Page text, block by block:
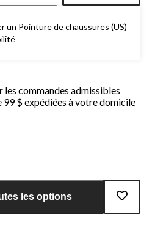
un Pointure de chaussures (US)
commandes admissibles
99 $ expédiées à votre domicile
les options